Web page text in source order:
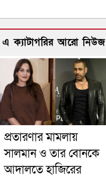
এ ক্যাটাগরির আরো নিউজ
প্রতারণার মামলায়
সালমান ও তার বোনকে
আদালতে হাজিরের